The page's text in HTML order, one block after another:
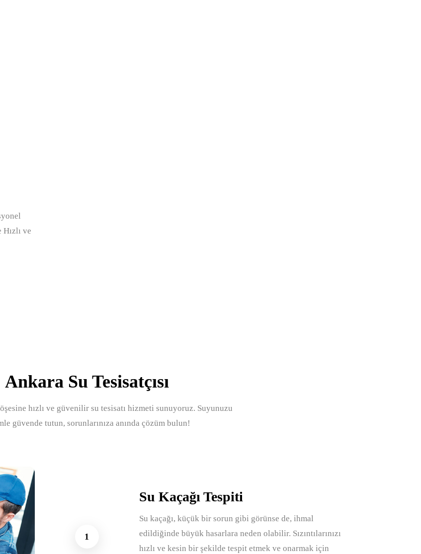
Hızlı ve
Ankara Su Tesisatçısı
hızlı ve güvenilir su tesisatı hizmeti sunuyoruz. Suyunuzu
güvende tutun, sorunlarınıza anında çözüm bulun!
1
Su Kaçağı Tespiti
Su kaçağı, küçük bir sorun gibi görünse de, ihmal
edildiğinde büyük hasarlara neden olabilir. Sızıntılarınızı
hızlı ve kesin bir şekilde tespit etmek ve onarmak için